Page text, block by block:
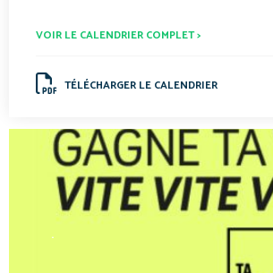
VOIR LE CALENDRIER COMPLET >
TÉLÉCHARGER LE CALENDRIER
.